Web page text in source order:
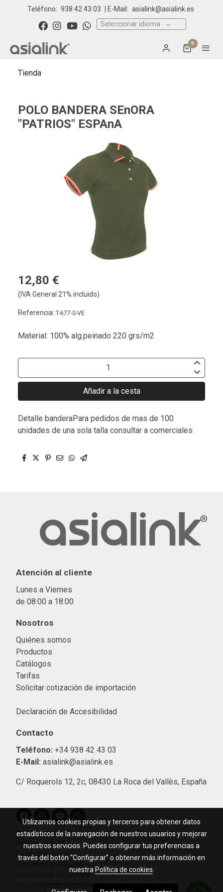
Teléfono: 938 42 43 03 | E-Mail: asialink@asialink.es
Seleccionar idioma
0
Tienda
POLO BANDERA SEnORA
"PATRIOS" ESPAnA
12,80 €
(IVA General 21% incluido)
Referencia: T-677-S-VE
Material: 100% alg.peinado 220 grs/m2
Añadir a la cesta
Detalle banderaPara pedidos de mas de 100
unidades de una sola talla consultar a comerciales
Atención al cliente
Lunes a Viernes
de 08:00 a 18:00
Nosotros
Quiénes somos
Productos
Catálogos
Tarifas
Solicitar cotización de importación
Declaración de Accesibilidad
Contacto
Teléfono: +34 938 42 43 03
E-Mail: asialink@asialink.es
C/ Roquerols 12, 2c, 08430 La Roca del Vallès, España
Aviso legal
Política de cookies
Gestión de cookies
Condiciones de compra
Utilizamos cookies propias y terceros para obtener datos
estadísticos de la navegación de nuestros usuarios y mejorar
nuestros servicios. Puedes configurar tus preferencias a
través del botón “Configurar” o obtener más información en
nuestra Política de cookies